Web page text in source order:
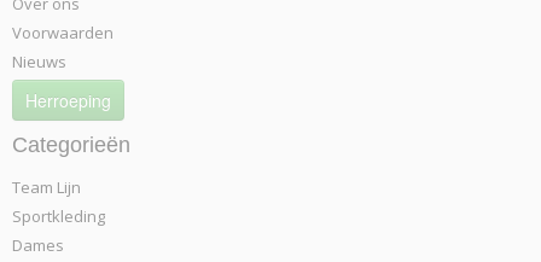
Voorwaarden
Nieuws
Herroeping
Categorieën
Team Lijn
Sportkleding
Dames